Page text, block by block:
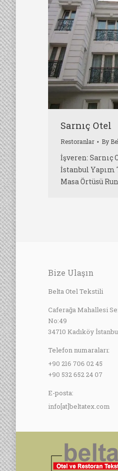
Sarnıç Otel
Restoranlar By
İşveren: Sarnıç
İstanbul Yapım
Masa Örtüsü
Bize Ulaşın
Belta Otel Tekstili
Caferağa Mahallesi
No:49
34710 Kadıköy
Telefon numaraları:
+90 216 706 02 45
+90 532 652 24 07
E-posta:
info[at]beltatex.com